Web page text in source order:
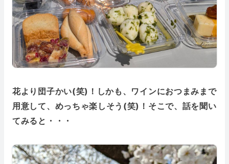
花より団子かい(笑)！しかも、ワインにおつまみまで
用意して、めっちゃ楽しそう(笑)！そこで、話を聞い
てみると・・・